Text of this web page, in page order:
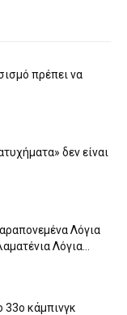
πρέπει να
δεν είναι
Λόγια
Λόγια...
33ο κάμπινγκ